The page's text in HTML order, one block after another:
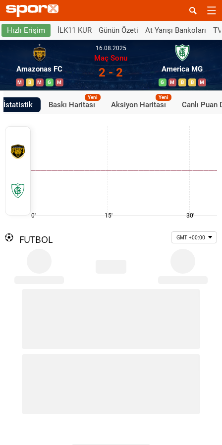
Hızlı Erişim İLK11 KUR Günün Özeti At Yarışı Bankoları
Amazonas FC
M B M G M
16.08.2025
Maç Sonu
2 - 2 America MG
G M B B M
İstatistik Baskı Haritası
Yeni
Aksiyon Haritası
Yeni
Canlı Puan
0' 15' 30'
FUTBOL GMT +00:00